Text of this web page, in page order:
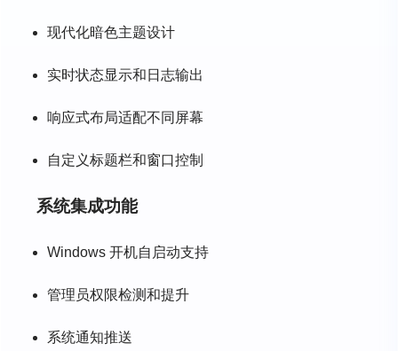
现代化暗色主题设计
实时状态显示和日志输出
响应式布局适配不同屏幕
自定义标题栏和窗口控制
系统集成功能
Windows 开机自启动支持
管理员权限检测和提升
系统通知推送